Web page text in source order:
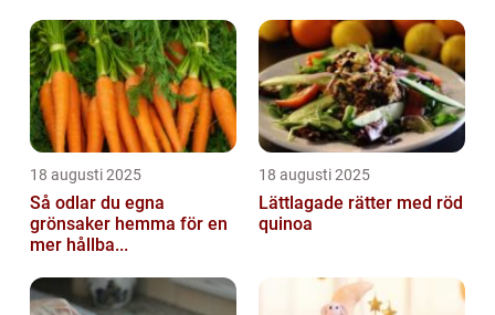
18 augusti 2025
Så odlar du egna
grönsaker hemma för en
mer hållba...
18 augusti 2025
Lättlagade rätter med röd
quinoa